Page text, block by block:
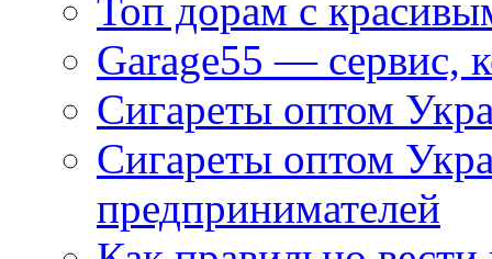
Топ дорам с
Garage55 — сервис,
Сигареты оптом
Сигареты оптом
предпринимателей